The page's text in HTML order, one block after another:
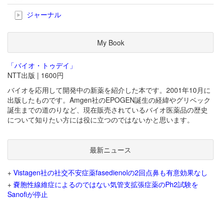
ジャーナル
My Book
「バイオ・トゥデイ」
NTT出版 | 1600円
バイオを応用して開発中の新薬を紹介した本です。2001年10月に
出版したものです。Amgen社のEPOGEN誕生の経緯やグリベック
誕生までの道のりなど、現在販売されているバイオ医薬品の歴史
について知りたい方には役に立つのではないかと思います。
最新ニュース
+ Vistagen社の社交不安症薬fasedienolの2回点鼻も有意効果なし
+ 嚢胞性線維症によるのではない気管支拡張症薬のPh2試験を
Sanofiが停止